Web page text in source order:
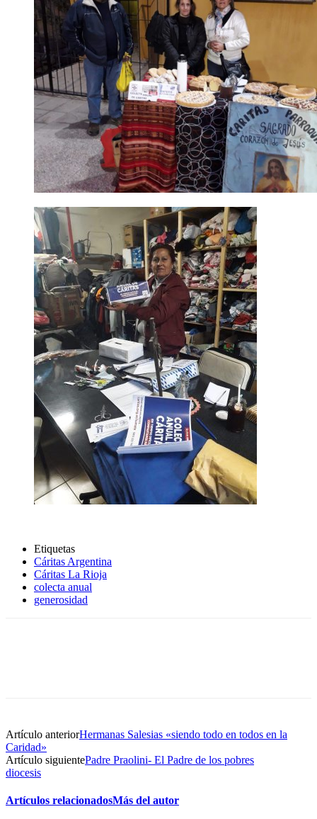
Etiquetas
Cáritas Argentina
Cáritas La Rioja
colecta anual
generosidad
Artículo anteriorHermanas Salesias «siendo todo en todos en la
Caridad»
Artículo siguientePadre Praolini- El Padre de los pobres
diocesis
Artículos relacionadosMás del autor